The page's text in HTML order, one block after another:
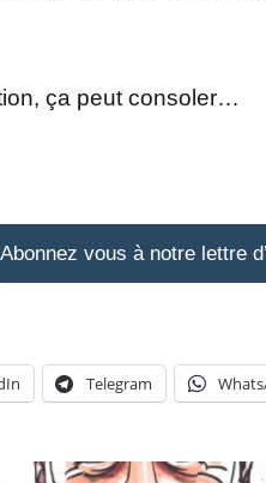
ça peut consoler…
Abonnez vous à notre lettre
Telegram